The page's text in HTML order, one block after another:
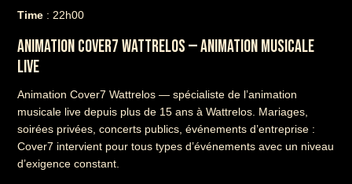
Time : 22h00
ANIMATION COVER7 WATTRELOS — ANIMATION MUSICALE
LIVE
Animation Cover7 Wattrelos — spécialiste de l’animation
musicale live depuis plus de 15 ans à Wattrelos. Mariages,
soirées privées, concerts publics, événements d’entreprise :
Cover7 intervient pour tous types d’événements avec un niveau
d’exigence constant.